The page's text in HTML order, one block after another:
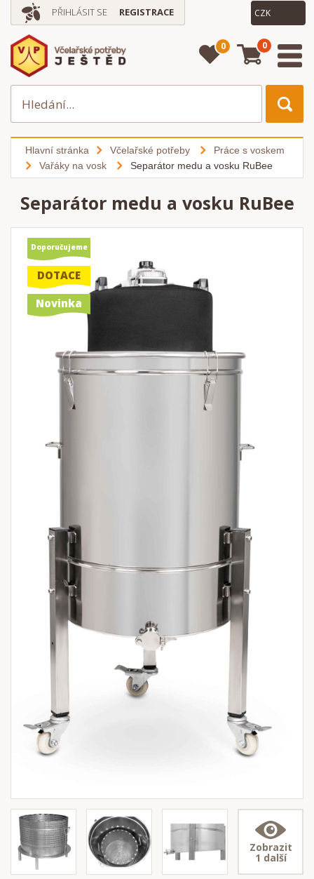
PŘIHLÁSIT SE REGISTRACE
0 0
Hlavní stránka Včelařské potřeby
Práce s voskem
Vařáky na vosk
Separátor medu a vosku RuBee
Separátor medu a vosku RuBee
Doporučujeme
DOTACE
Novinka
Zobrazit
1 další